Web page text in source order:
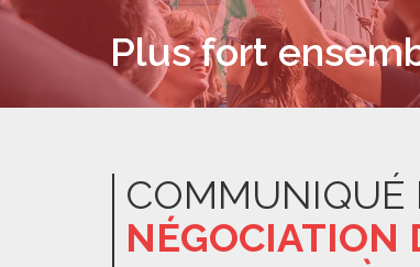
Plus fort
COMMUNIQUÉ
NÉGOCIATION